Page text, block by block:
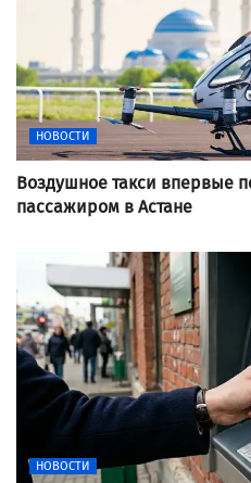
НОВОСТИ
Воздушное такси впервые
пассажиром в Астане
НОВОСТИ